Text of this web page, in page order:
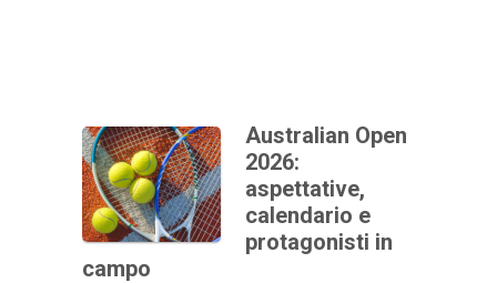
Australian Open
2026:
aspettative,
calendario e
protagonisti in
campo